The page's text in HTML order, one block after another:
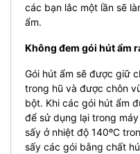
các bạn lắc một lần sẽ
ẩm.
Không đem gói hút ẩm
Gói hút ẩm sẽ được giữ
trong hũ và được chôn
bột. Khi các gói hút ẩm
để sử dụng lại trong
sấy ở nhiệt độ 140ºC
sấy các gói bằng chất